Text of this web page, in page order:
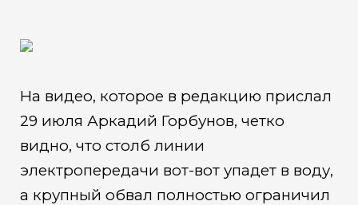
На видео, которое в редакцию прислал
29 июля Аркадий Горбунов, четко
видно, что столб линии
электропередачи вот-вот упадет в воду,
а крупный обвал полностью ограничил